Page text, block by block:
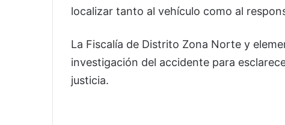
localizar tanto al vehículo como al
La Fiscalía de Distrito Zona Norte y
investigación del accidente para
justicia.